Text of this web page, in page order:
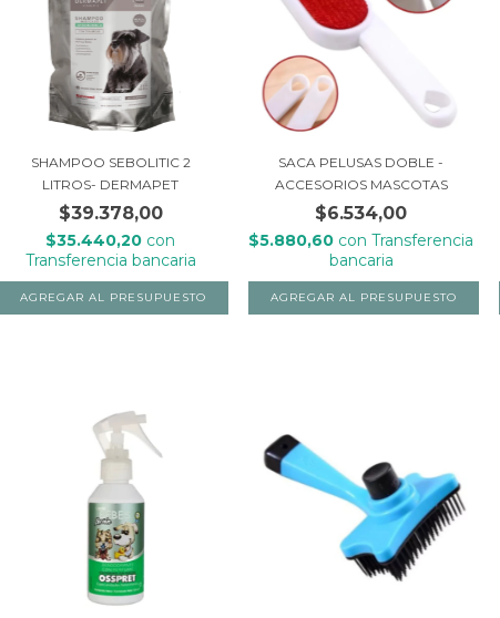
SHAMPOO SEBOLITIC 2
LITROS- DERMAPET
$39.378,00
$35.440,20 con
Transferencia bancaria
SACA PELUSAS DOBLE -
ACCESORIOS MASCOTAS
$6.534,00
$5.880,60 con Transferencia
bancaria